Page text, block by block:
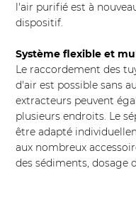
l'air purifié est à
dispositif.
Système flexible et
Le raccordement des
d'air est possible sans
extracteurs peuvent
plusieurs endroits. Le
être adapté
aux nombreux
des sédiments, dosage